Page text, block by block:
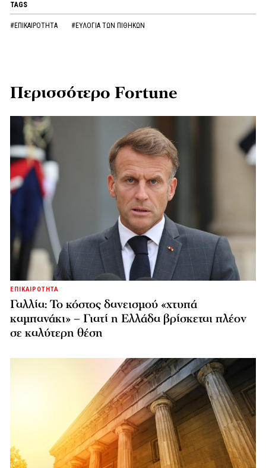
TAGS
#ΕΠΙΚΑΙΡΟΤΗΤΑ #ΕΥΛΟΓΙΑ ΤΩΝ ΠΙΘΗΚΩΝ
Περισσότερο Fortune
ΕΠΙΚΑΙΡΟΤΗΤΑ
Γαλλία: Το κόστος δανεισμού «χτυπά
καμπανάκι» – Γιατί η Ελλάδα βρίσκεται πλέον
σε καλύτερη θέση